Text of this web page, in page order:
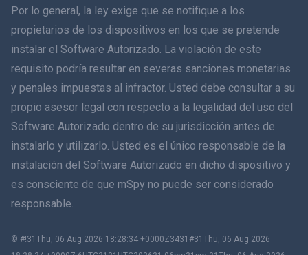
हिंदी
עברית
Română
Ελληνικά
Tiếng Việt
Por lo general, la ley exige que se notifique a los
propietarios de los dispositivos en los que se pretende
instalar el Software Autorizado. La violación de este
requisito podría resultar en severas sanciones monetarias
y penales impuestas al infractor. Usted debe consultar a su
propio asesor legal con respecto a la legalidad del uso del
Software Autorizado dentro de su jurisdicción antes de
instalarlo y utilizarlo. Usted es el único responsable de la
instalación del Software Autorizado en dicho dispositivo y
es consciente de que mSpy no puede ser considerado
responsable.
© #!31Thu, 06 Aug 2026 18:28:34 +0000Z3431#31Thu, 06 Aug 2026